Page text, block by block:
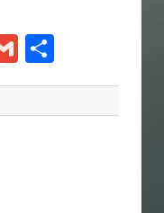
Gmail